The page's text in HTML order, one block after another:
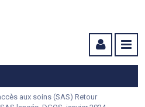
aux soins (SAS) Retour